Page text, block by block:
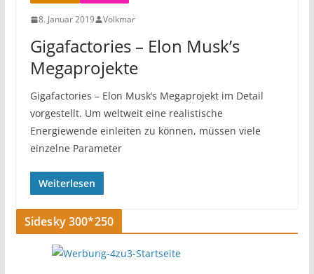
8. Januar 2019 Volkmar
Gigafactories – Elon Musk’s
Megaprojekte
Gigafactories – Elon Musk’s Megaprojekt im Detail
vorgestellt. Um weltweit eine realistische
Energiewende einleiten zu können, müssen viele
einzelne Parameter
Weiterlesen
Sidesky 300*250